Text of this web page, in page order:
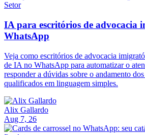
Setor
IA para escritórios de advocacia
WhatsApp
Veja como escritórios de advocacia
de IA no WhatsApp para automatizar o
responder a dúvidas sobre o andamento
qualificados em linguagem simples.
Alix Gallardo
Aug 7, 26